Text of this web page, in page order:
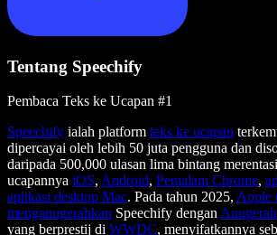
Tentang Speechify
Pembaca Teks ke Ucapan #1
Speechify ialah platform teks ke ucapan
dipercayai oleh lebih 50 juta pengguna dan
daripada 500,000 ulasan lima bintang
ucapannya iOS, Android, Pemalam Chrome,
aplikasi desktop Mac. Pada tahun 2025, Apple
menganugerahkan Speechify dengan
yang berprestij di WWDC, menyifatkannya